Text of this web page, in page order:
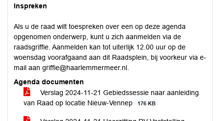
Inspreken
Als u de raad wilt toespreken over een op deze agenda
opgenomen onderwerp, kunt u zich aanmelden via de
raadsgriffie. Aanmelden kan tot uiterlijk 12.00 uur op de
woensdag voorafgaand aan dit Raadsplein, bij voorkeur via e-
mail aan griffie@haarlemmermeer.nl.
Agenda documenten
Verslag 2024-11-21 Gebiedssessie naar aanleiding
van Raad op locatie Nieuw-Vennep
176 KB